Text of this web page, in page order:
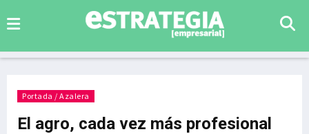
Portada / Azalera
El agro, cada vez más profesional